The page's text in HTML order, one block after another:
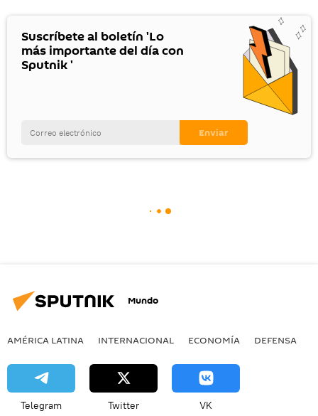
Suscríbete al boletín 'Lo
más importante del día con
Sputnik '
Mundo
AMÉRICA LATINA INTERNACIONAL ECONOMÍA DEFENSA
Telegram Twitter VK